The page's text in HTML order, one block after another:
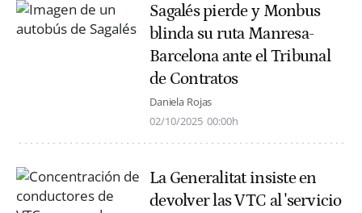
Sagalés pierde y Monbus
blinda su ruta Manresa-
Barcelona ante el Tribunal
de Contratos
Daniela Rojas
02/10/2025 00:00h
La Generalitat insiste en
devolver las VTC al 'servicio